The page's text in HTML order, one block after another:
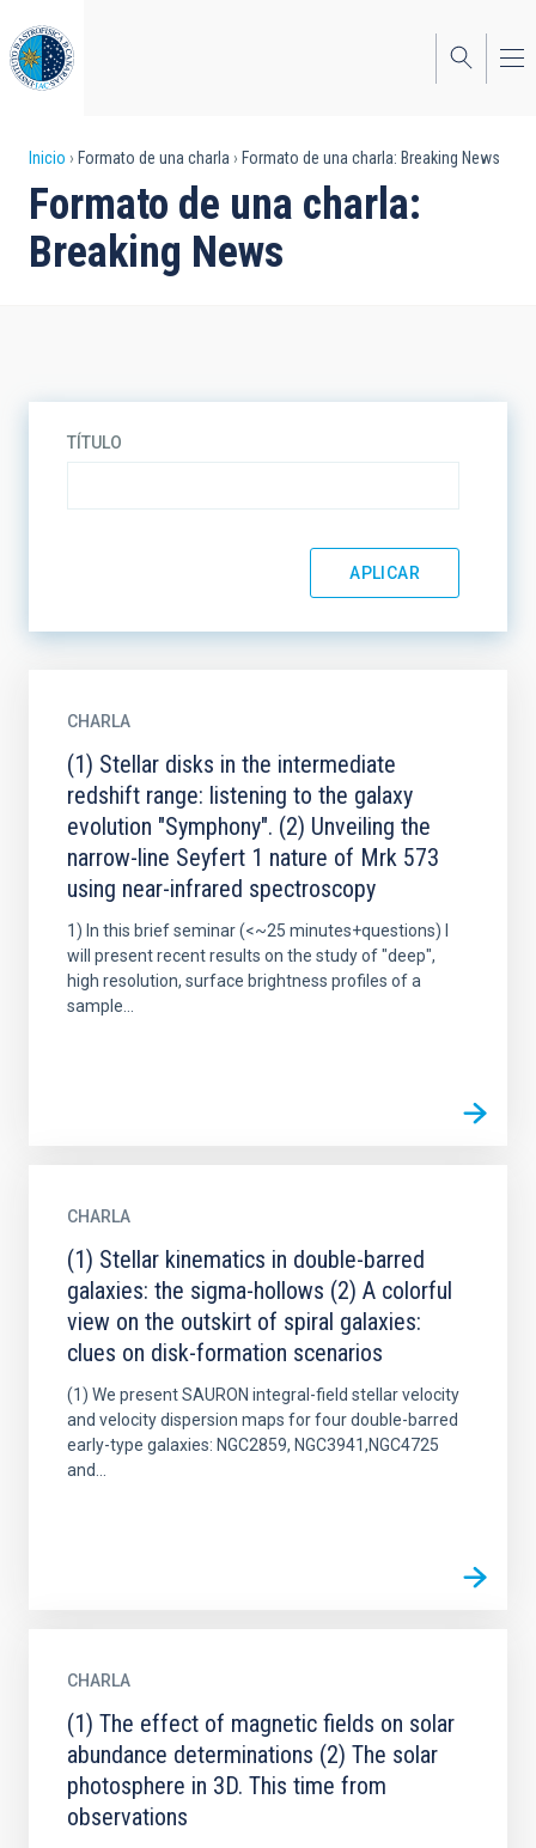
al
contenido
principal
Sobrescribir
enlaces
de
Inicio Formato de una charla Formato de una charla: Breaking News
Formato de una charla:
Breaking News
TÍTULO
CHARLA
(1) Stellar disks in the intermediate
redshift range: listening to the galaxy
evolution "Symphony". (2) Unveiling the
narrow-line Seyfert 1 nature of Mrk 573
using near-infrared spectroscopy
1) In this brief seminar (<~25 minutes+questions) I
will present recent results on the study of "deep",
high resolution, surface brightness profiles of a
sample...
CHARLA
(1) Stellar kinematics in double-barred
galaxies: the sigma-hollows (2) A colorful
view on the outskirt of spiral galaxies:
clues on disk-formation scenarios
(1) We present SAURON integral-field stellar velocity
and velocity dispersion maps for four double-barred
early-type galaxies: NGC2859, NGC3941,NGC4725
and...
CHARLA
(1) The effect of magnetic fields on solar
abundance determinations (2) The solar
photosphere in 3D. This time from
observations